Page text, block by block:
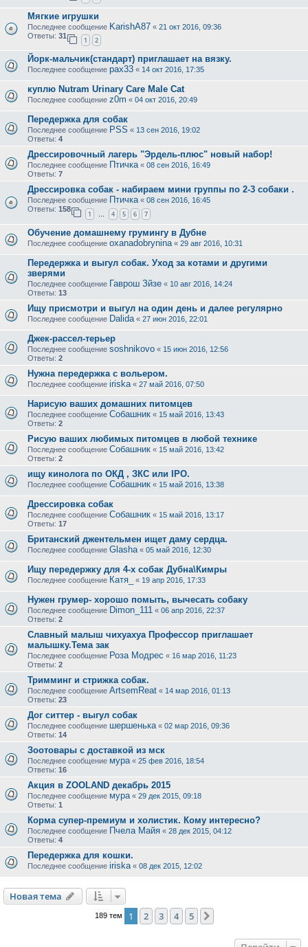
Мягкие игрушки
Последнее сообщение KarishA87 « 21 окт 2016, 09:36
Ответы: 31
1 2
Йорк-мальчик(стандарт) приглашает на вязку.
Последнее сообщение pax33 « 14 окт 2016, 17:35
куплю Nutram Urinary Care Male Cat
Последнее сообщение z0m « 04 окт 2016, 20:49
Передержка для собак
Последнее сообщение PSS « 13 сен 2016, 19:02
Ответы: 4
Дрессировочный лагерь "Эрдель-плюс" новый набор!
Последнее сообщение Птичка « 08 сен 2016, 16:49
Ответы: 7
Дрессировка собак - набираем мини группы по 2-3 собаки .
Последнее сообщение Птичка « 08 сен 2016, 16:45
Ответы: 158
1 … 4 5 6 7
Обучение домашнему грумингу в Дубне
Последнее сообщение oxanadobrynina « 29 авг 2016, 10:31
Передержка и выгул собак. Уход за котами и другими
зверями
Последнее сообщение Гаврош Зйзе « 10 авг 2016, 14:24
Ответы: 13
Ищу присмотри и выгул на один день и далее регулярно
Последнее сообщение Dalida « 27 июн 2016, 22:01
Джек-рассел-терьер
Последнее сообщение soshnikovo « 15 июн 2016, 12:56
Ответы: 2
Нужна передержка с вольером.
Последнее сообщение iriska « 27 май 2016, 07:50
Нарисую ваших домашних питомцев
Последнее сообщение Собашник « 15 май 2016, 13:43
Ответы: 2
Рисую ваших любимых питомцев в любой технике
Последнее сообщение Собашник « 15 май 2016, 13:42
Ответы: 2
ищу кинолога по ОКД , ЗКС или IPO.
Последнее сообщение Собашник « 15 май 2016, 13:38
Дрессировка собак
Последнее сообщение Собашник « 15 май 2016, 13:17
Ответы: 17
Британский джентельмен ищет даму сердца.
Последнее сообщение Glasha « 05 май 2016, 12:30
Ищу передержку для 4-х собак Дубна\Кимры
Последнее сообщение Катя_ « 19 апр 2016, 17:33
Нужен грумер- хорошо помыть, вычесать собаку
Последнее сообщение Dimon_111 « 06 апр 2016, 22:37
Ответы: 2
Славный малыш чихуахуа Профессор приглашает
малышку.Тема зак
Последнее сообщение Роза Модрес « 16 мар 2016, 11:23
Ответы: 2
Тримминг и стрижка собак.
Последнее сообщение ArtsemReat « 14 мар 2016, 01:13
Ответы: 23
Дог ситтер - выгул собак
Последнее сообщение шершенька « 02 мар 2016, 09:36
Ответы: 14
Зоотовары с доставкой из мск
Последнее сообщение мура « 25 фев 2016, 18:54
Ответы: 16
Акция в ZOOLAND декабрь 2015
Последнее сообщение мура « 29 дек 2015, 09:18
Ответы: 1
Корма супер-премиум и холистик. Кому интересно?
Последнее сообщение Пчела Майя « 28 дек 2015, 04:12
Ответы: 4
Передержка для кошки.
Последнее сообщение iriska « 08 дек 2015, 12:02
Новая тема
189 тем 1 2 3 4 5